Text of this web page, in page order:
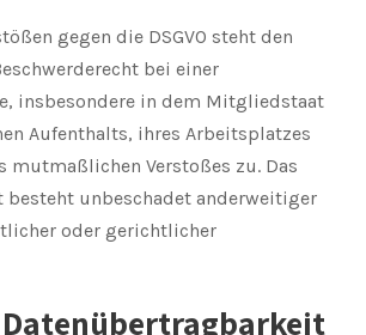
gegen die DSGVO steht den
bei einer
insbesondere in dem Mitgliedstaat
Aufenthalts, ihres Arbeitsplatzes
mutmaßlichen Verstoßes zu. Das
besteht unbeschadet anderweitiger
oder gerichtlicher